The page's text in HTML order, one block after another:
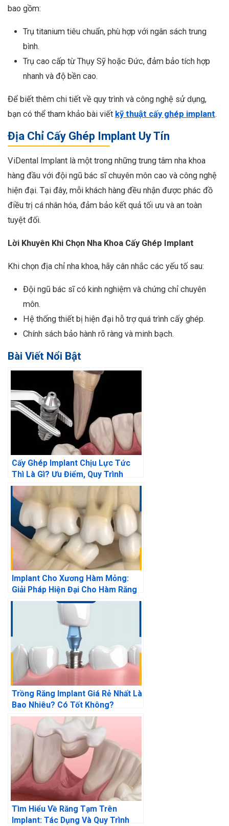
bao gồm:
Trụ titanium tiêu chuẩn, phù hợp với ngân sách trung
bình.
Trụ cao cấp từ Thụy Sỹ hoặc Đức, đảm bảo tích hợp
nhanh và độ bền cao.
Để biết thêm chi tiết về quy trình và công nghệ sử dụng,
bạn có thể tham khảo bài viết kỹ thuật cấy ghép implant.
Địa Chỉ Cấy Ghép Implant Uy Tín
ViDental Implant là một trong những trung tâm nha khoa
hàng đầu với đội ngũ bác sĩ chuyên môn cao và công nghệ
hiện đại. Tại đây, mỗi khách hàng đều nhận được phác đồ
điều trị cá nhân hóa, đảm bảo kết quả tối ưu và an toàn
tuyệt đối.
Lời Khuyên Khi Chọn Nha Khoa Cấy Ghép Implant
Khi chọn địa chỉ nha khoa, hãy cân nhắc các yếu tố sau:
Đội ngũ bác sĩ có kinh nghiệm và chứng chỉ chuyên
môn.
Hệ thống thiết bị hiện đại hỗ trợ quá trình cấy ghép.
Chính sách bảo hành rõ ràng và minh bạch.
Bài Viết Nổi Bật
Cấy Ghép Implant Chịu Lực Tức
Thì Là Gì? Ưu Điểm, Quy Trình
Implant Cho Xương Hàm Mỏng:
Giải Pháp Hiện Đại Cho Hàm Răng
Hoàn Hảo
Trồng Răng Implant Giá Rẻ Nhất Là
Bao Nhiêu? Có Tốt Không?
Tìm Hiểu Về Răng Tạm Trên
Implant: Tác Dụng Và Quy Trình